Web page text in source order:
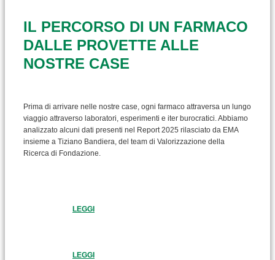
IL PERCORSO DI UN FARMACO
DALLE PROVETTE ALLE
NOSTRE CASE
Prima di arrivare nelle nostre case, ogni farmaco attraversa un lungo
viaggio attraverso laboratori, esperimenti e iter burocratici. Abbiamo
analizzato alcuni dati presenti nel Report 2025 rilasciato da EMA
insieme a Tiziano Bandiera, del team di Valorizzazione della
Ricerca di Fondazione.
LEGGI
LEGGI